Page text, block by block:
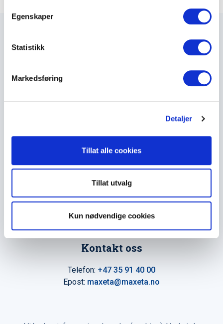
Egenskaper
Statistikk
Markedsføring
Detaljer
Tillat alle cookies
Tillat utvalg
Kun nødvendige cookies
The Trancperancy Act
Hovedkontor
Maxeta AS
Amtmand Aallsgate 89
N-3716 Skien - Norge
Åpningstider
Man - fre 0800 - 1600
Kontakt oss
Telefon: +47 35 91 40 00
Epost: maxeta@maxeta.no